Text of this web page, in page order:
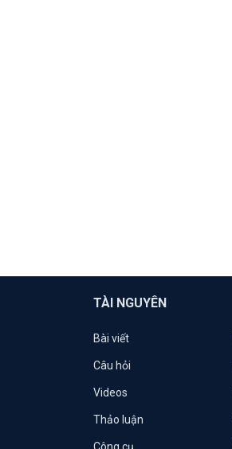
TÀI NGUYÊN
Bài viết
Câu hỏi
Videos
Thảo luận
Công cụ